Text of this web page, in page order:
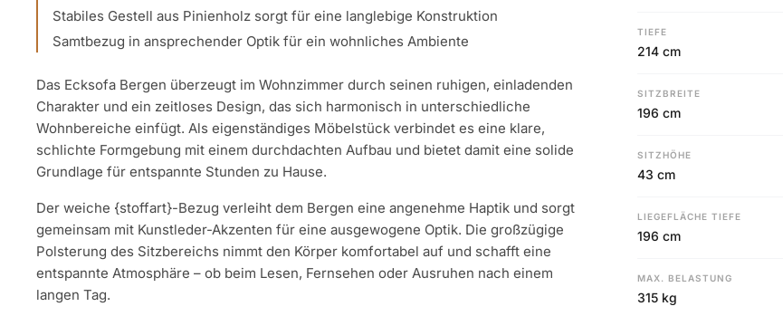
Stabiles Gestell aus Pinienholz sorgt für eine langlebige Konstruktion
Samtbezug in ansprechender Optik für ein wohnliches Ambiente
Das Ecksofa Bergen überzeugt im Wohnzimmer durch seinen ruhigen, einladenden
Charakter und ein zeitloses Design, das sich harmonisch in unterschiedliche
Wohnbereiche einfügt. Als eigenständiges Möbelstück verbindet es eine klare,
schlichte Formgebung mit einem durchdachten Aufbau und bietet damit eine solide
Grundlage für entspannte Stunden zu Hause.
Der weiche {stoffart}-Bezug verleiht dem Bergen eine angenehme Haptik und sorgt
gemeinsam mit Kunstleder-Akzenten für eine ausgewogene Optik. Die großzügige
Polsterung des Sitzbereichs nimmt den Körper komfortabel auf und schafft eine
entspannte Atmosphäre – ob beim Lesen, Fernsehen oder Ausruhen nach einem
langen Tag.
TIEFE
214 cm
SITZBREITE
196 cm
SITZHÖHE
43 cm
LIEGEFLÄCHE TIEFE
196 cm
MAX. BELASTUNG
315 kg